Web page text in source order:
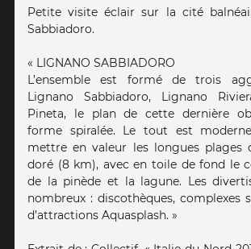
Petite visite éclair sur la cité
Sabbiadoro.
« LIGNANO SABBIADORO
L’ensemble est formé de trois
Lignano Sabbiadoro, Lignano
Pineta, le plan de cette dernière
forme spiralée. Le tout est
mettre en valeur les longues plages
doré (8 km), avec en toile de fond le
de la pinède et la lagune. Les
nombreux : discothèques, complexes
d’attractions Aquasplash. »